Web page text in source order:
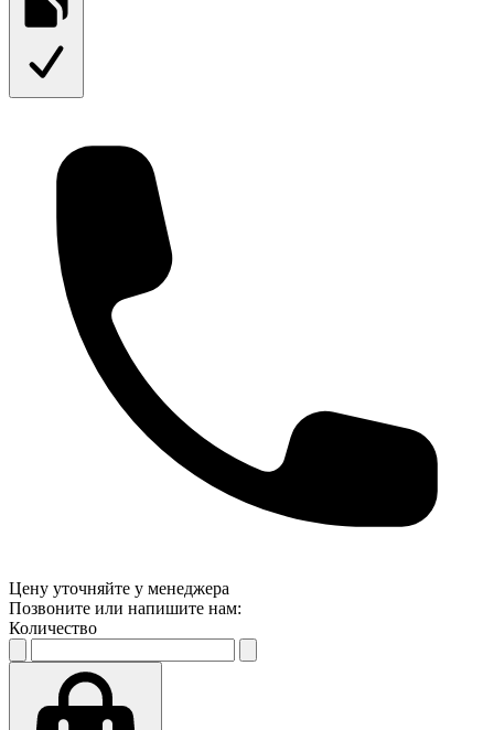
Цену уточняйте у менеджера
Позвоните или напишите нам:
Количество